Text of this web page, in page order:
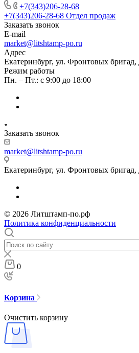
+7(343)206-28-68
+7(343)206-28-68 Отдел продаж
Заказать звонок
E-mail
market@litshtamp-po.ru
Адрес
Екатеринбург, ул. Фронтовых бригад,
Режим работы
Пн. – Пт.: с 9:00 до 18:00
Заказать звонок
market@litshtamp-po.ru
Екатеринбург, ул. Фронтовых бригад,
© 2026 Литштамп-по.рф
Политика конфиденциальности
0
Корзина
Очистить корзину